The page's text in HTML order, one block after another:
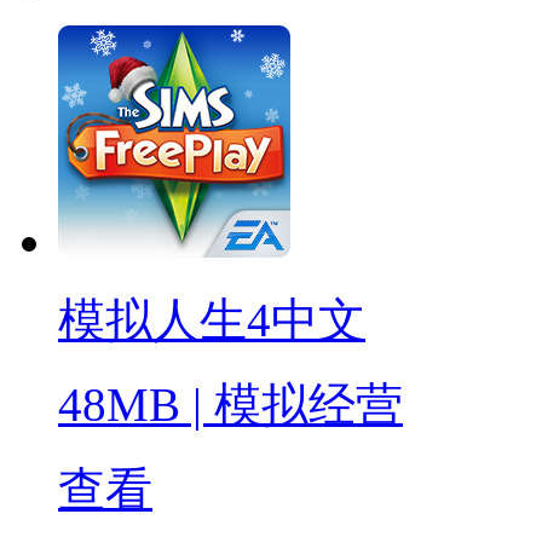
模拟人生4中文
48MB | 模拟经营
查看